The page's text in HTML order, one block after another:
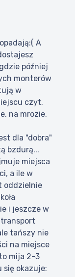
A
później
monterów
w
czyt.
na mrozie,
dla "dobra"
bzdurą...
miejsca
a ile w
oddzielnie
i jeszcze w
transport
tańszy nie
na miejsce
mija 2-3
się okazuje: